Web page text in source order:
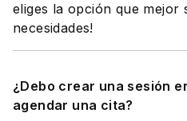
eliges la opción que mejor
necesidades!
¿Debo crear una sesión
agendar una cita?